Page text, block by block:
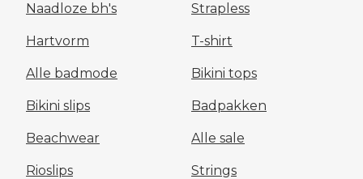
Naadloze bh's Strapless
Hartvorm T-shirt
Alle badmode Bikini tops
Bikini slips Badpakken
Beachwear Alle sale
Rioslips Strings